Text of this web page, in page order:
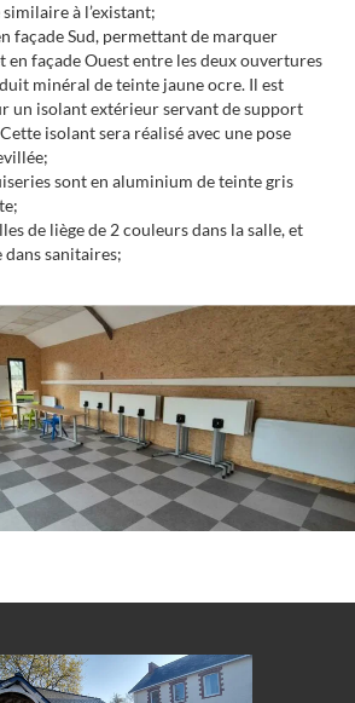
à l’existant;
façade Sud, permettant de marquer
en façade Ouest entre les deux ouvertures
minéral de teinte jaune ocre. Il est
un isolant extérieur servant de support
isolant sera réalisé avec une pose
sont en aluminium de teinte gris
de liège de 2 couleurs dans la salle, et
dans sanitaires;